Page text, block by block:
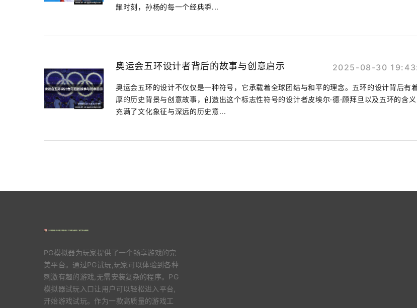
耀时刻，孙杨的每一个经典瞬...
奥运会五环设计者背后的故事与创意启示 2025-08-30
奥运会五环的设计不仅仅是一种符号，它承载着全球团结与和平的理念。五环的设计背后有
厚的历史背景与创意故事，创造出这个标志性符号的设计者皮埃尔·德·顾拜旦以及五环的含
充满了文化象征与深远的历史意...
PG模拟器为玩家提供了一个畅享游戏的完
美平台。通过PG试玩,玩家可以体验到各种
刺激有趣的游戏,无需安装复杂的程序。PG
模拟器试玩入口让用户可以轻松进入平台,
开始游戏试玩。作为一款高质量的游戏工